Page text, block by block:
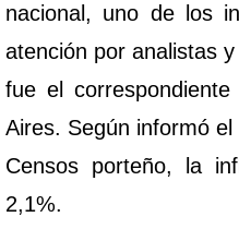
nacional, uno de los
atención por analistas
fue el
Aires. Según informó
Censos porteño, la
2,1%.